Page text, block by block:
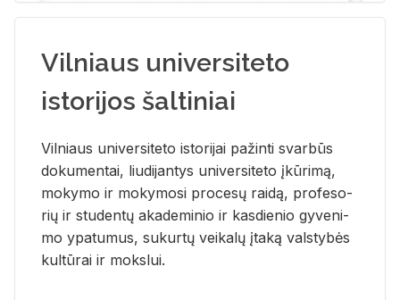
Vilniaus universiteto
istorijos šaltiniai
Vil­niaus uni­ver­si­te­to is­to­ri­jai pa­žin­ti svar­būs
do­ku­men­tai, liu­di­jan­tys uni­ver­si­te­to įkū­ri­mą,
mo­ky­mo ir mo­ky­mo­si pro­ce­sų rai­dą, pro­fe­so­
rių ir stu­den­tų aka­de­mi­nio ir kas­die­nio gy­ve­ni­
mo ypa­tu­mus, su­kur­tų vei­ka­lų įta­ką vals­ty­bės
kul­tū­rai ir moks­lui.